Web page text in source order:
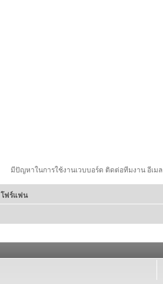
มีปัญหาในการใช้งานเวบบอร์ด ติดต่อทีมงาน อีเมล
โฟร์แฟน